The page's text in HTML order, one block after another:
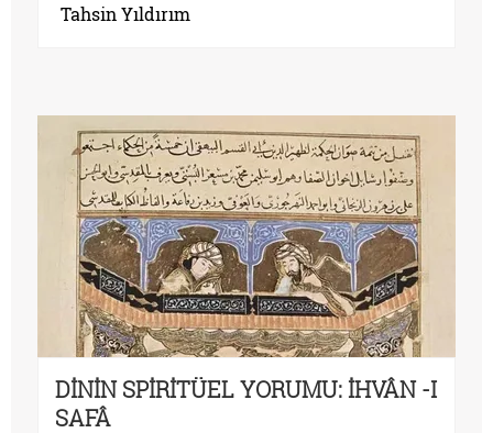
Tahsin Yıldırım
DİNİN SPİRİTÜEL YORUMU: İHVÂN -I
SAFÂ